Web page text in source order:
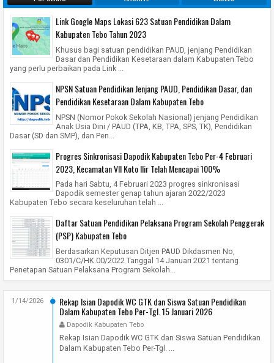
Link Google Maps Lokasi 623 Satuan Pendidikan Dalam
Kabupaten Tebo Tahun 2023
Khusus bagi satuan pendidikan PAUD, jenjang Pendidikan
Dasar dan Pendidikan Kesetaraan dalam Kabupaten Tebo
yang perlu perbaikan pada Link ...
NPSN Satuan Pendidikan Jenjang PAUD, Pendidikan Dasar, dan
Pendidikan Kesetaraan Dalam Kabupaten Tebo
NPSN (Nomor Pokok Sekolah Nasional) jenjang Pendidikan
Anak Usia Dini / PAUD (TPA, KB, TPA, SPS, TK), Pendidikan
Dasar (SD dan SMP), dan Pen...
Progres Sinkronisasi Dapodik Kabupaten Tebo Per-4 Februari
2023, Kecamatan VII Koto Ilir Telah Mencapai 100%
Pada hari Sabtu, 4 Februari 2023 progres sinkronisasi
Dapodik semester genap tahun ajaran 2022/2023
Kabupaten Tebo secara keseluruhan telah ...
Daftar Satuan Pendidikan Pelaksana Program Sekolah Penggerak
(PSP) Kabupaten Tebo
Berdasarkan Keputusan Ditjen PAUD Dikdasmen No,
0301/C/HK.00/2022 Tanggal 14 Januari 2021 tentang
Penetapan Satuan Pelaksana Program Sekolah...
Rekap Isian Dapodik WC GTK dan Siswa Satuan Pendidikan
Dalam Kabupaten Tebo Per-Tgl. 15 Januari 2026
Dapodik Kabupaten Tebo
1/14/2026
Rekap Isian Dapodik WC GTK dan Siswa Satuan Pendidikan
Dalam Kabupaten Tebo Per-Tgl. ...